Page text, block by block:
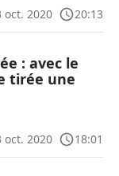
oct. 2020
20:13
: avec le
tirée une
oct. 2020
18:01